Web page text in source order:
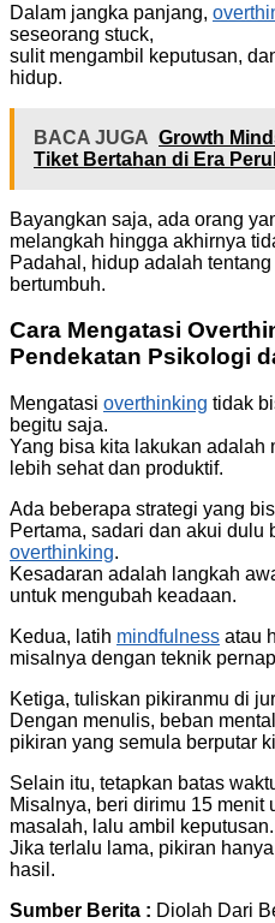
Dalam jangka panjang,
seseorang stuck,
sulit mengambil keputusan,
hidup.
BACA JUGA Growth
Tiket Bertahan di Era
Bayangkan saja, ada orang
melangkah hingga akhirnya
Padahal, hidup adalah
bertumbuh.
Cara Mengatasi
Pendekatan Psikologi
Mengatasi overthinking tidak
begitu saja.
Yang bisa kita lakukan adalah
lebih sehat dan produktif.
Ada beberapa strategi yang
Pertama, sadari dan akui dulu
overthinking.
Kesadaran adalah langkah
untuk mengubah keadaan.
Kedua, latih mindfulness atau
misalnya dengan teknik
Ketiga, tuliskan pikiranmu di
Dengan menulis, beban
pikiran yang semula berputar
Selain itu, tetapkan batas
Misalnya, beri dirimu 15 menit
masalah, lalu ambil keputusan.
Jika terlalu lama, pikiran
hasil.
Sumber Berita : Diolah Dari